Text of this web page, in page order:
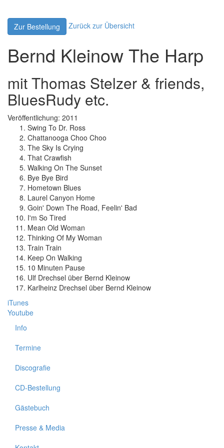
Zur Bestellung Zurück zur Übersicht
Bernd Kleinow The Harp
mit Thomas Stelzer & friends,
BluesRudy etc.
Veröffentlichung: 2011
Swing To Dr. Ross
Chattanooga Choo Choo
The Sky Is Crying
That Crawfish
Walking On The Sunset
Bye Bye Bird
Hometown Blues
Laurel Canyon Home
Goin' Down The Road, Feelin' Bad
I'm So Tired
Mean Old Woman
Thinking Of My Woman
Train Train
Keep On Walking
10 Minuten Pause
Ulf Drechsel über Bernd Kleinow
Karlheinz Drechsel über Bernd Kleinow
iTunes
Youtube
Info
Termine
Discografie
CD-Bestellung
Gästebuch
Presse & Media